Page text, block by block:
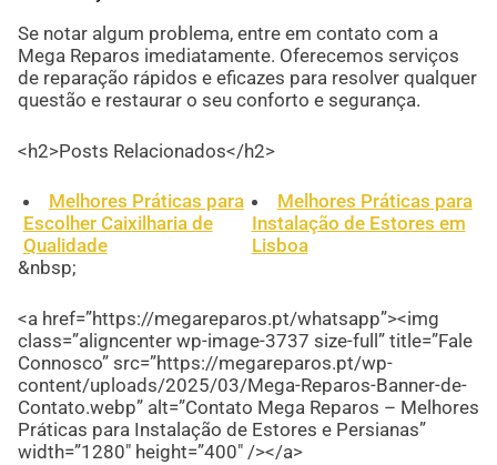
Se notar algum problema, entre em contato com a
Mega Reparos imediatamente. Oferecemos serviços
de reparação rápidos e eficazes para resolver qualquer
questão e restaurar o seu conforto e segurança.
<h2>Posts Relacionados</h2>
Melhores Práticas para
Escolher Caixilharia de
Qualidade
Melhores Práticas para
Instalação de Estores em
Lisboa
&nbsp;
<a href=”https://megareparos.pt/whatsapp”><img
class=”aligncenter wp-image-3737 size-full” title=”Fale
Connosco” src=”https://megareparos.pt/wp-
content/uploads/2025/03/Mega-Reparos-Banner-de-
Contato.webp” alt=”Contato Mega Reparos – Melhores
Práticas para Instalação de Estores e Persianas”
width=”1280″ height=”400″ /></a>